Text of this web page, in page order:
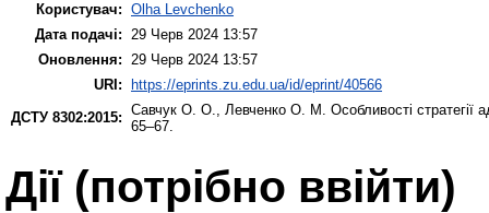
Користувач: Olha Levchenko
Дата подачі: 29 Черв 2024 13:57
Оновлення: 29 Черв 2024 13:57
URI:
https://eprints.zu.edu.ua/id/eprint/40566
ДСТУ 8302:2015: Савчук О. О., Левченко О. М. Особливості стратегії
65–67.
Дії ​​(потрібно ввійти)